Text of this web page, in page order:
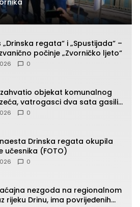
„Drinska regata“ i „Spustijada“ –
počinje „Zvorničko ljeto“
0
objekat komunalnog
vatrogasci dva sata gasili
0
Drinska regata okupila
učesnika (FOTO)
0
nezgoda na regionalnom
rijeku Drinu, ima povrijeđenih